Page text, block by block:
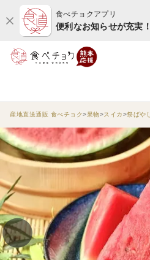
食べチョクアプリ
便利なお知らせが充実！
産地直送通販 食べチョク 果物 スイカ 祭ばやし